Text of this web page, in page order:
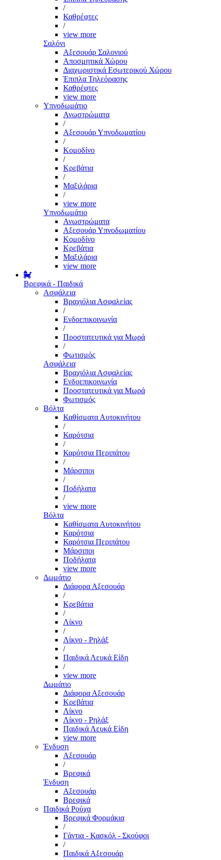
/
Καθρέφτες
/
view more
Σαλόνι
Αξεσουάρ Σαλονιού
Αποσμητικά Χώρου
Διαχωριστικά Εσωτερικού Χώρου
Έπιπλα Τηλεόρασης
Καθρέφτες
view more
Υπνοδωμάτιο
Ανωστρώματα
/
Αξεσουάρ Υπνοδωματίου
/
Κομοδίνο
/
Κρεβάτια
/
Μαξιλάρια
/
view more
Υπνοδωμάτιο
Ανωστρώματα
Αξεσουάρ Υπνοδωματίου
Κομοδίνο
Κρεβάτια
Μαξιλάρια
view more
Βρεφικά - Παιδικά
Ασφάλεια
Βραχιόλια Ασφαλείας
/
Ενδοεπικοινωνία
/
Προστατευτικά για Μωρά
/
Φωτισμός
Ασφάλεια
Βραχιόλια Ασφαλείας
Ενδοεπικοινωνία
Προστατευτικά για Μωρά
Φωτισμός
Βόλτα
Καθίσματα Αυτοκινήτου
/
Καρότσια
/
Καρότσια Περιπάτου
/
Μάρσιποι
/
Ποδήλατα
/
view more
Βόλτα
Καθίσματα Αυτοκινήτου
Καρότσια
Καρότσια Περιπάτου
Μάρσιποι
Ποδήλατα
view more
Δωμάτιο
Διάφορα Αξεσουάρ
/
Κρεβάτια
/
Λίκνο
/
Λίκνο - Ρηλάξ
/
Παιδικά Λευκά Είδη
/
view more
Δωμάτιο
Διάφορα Αξεσουάρ
Κρεβάτια
Λίκνο
Λίκνο - Ρηλάξ
Παιδικά Λευκά Είδη
view more
Ένδυση
Αξεσουάρ
/
Βρεφικά
Ένδυση
Αξεσουάρ
Βρεφικά
Παιδικά Ρούχα
Βρεφικά Φορμάκια
/
Γάντια - Κασκόλ - Σκούφοι
/
Παιδικά Αξεσουάρ